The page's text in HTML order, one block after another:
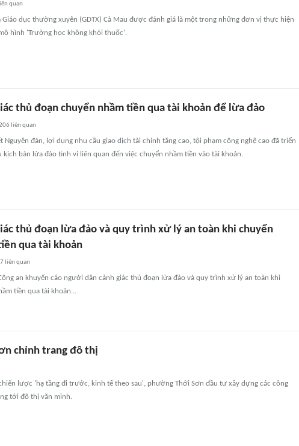
quan
Giáo dục thường xuyên (GDTX) Cà Mau được đánh giá là một trong những đơn vị thực hiện
hình 'Trường học không khói thuốc'.
thủ đoạn chuyển nhầm tiền qua tài khoản để lừa đảo
liên quan
Nguyên đán, lợi dụng nhu cầu giao dịch tài chính tăng cao, tội phạm công nghệ cao đã triển
kịch bản lừa đảo tinh vi liên quan đến việc chuyển nhầm tiền vào tài khoản.
thủ đoạn lừa đảo và quy trình xử lý an toàn khi chuyển
qua tài khoản
liên quan
an khuyến cáo người dân cảnh giác thủ đoạn lừa đảo và quy trình xử lý an toàn khi
tiền qua tài khoản...
chỉnh trang đô thị
lược 'hạ tầng đi trước, kinh tế theo sau', phường Thới Sơn đầu tư xây dựng các công
tới đô thị văn minh.